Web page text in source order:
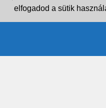
elfogadod a sütik